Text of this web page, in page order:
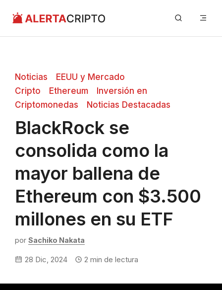
contenido
Noticias
EEUU y Mercado
Cripto
Ethereum
Inversión en
Criptomonedas
Noticias Destacadas
BlackRock se
consolida como la
mayor ballena de
Ethereum con $3.500
millones en su ETF
por Sachiko Nakata
28 Dic, 2024 2 min de lectura